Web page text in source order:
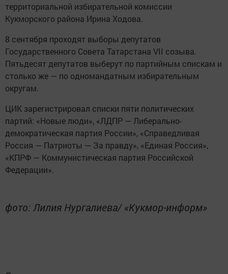
территориальной избирательной комиссии
Кукморского района Ирина Ходова.
8 сентября проходят выборы депутатов
Государственного Совета Татарстана VII созыва.
Пятьдесят депутатов выберут по партийным спискам и
столько же — по одномандатным избирательным
округам.
ЦИК зарегистрировал списки пяти политических
партий: «Новые люди», «ЛДПР — Либерально-
демократическая партия России», «Справедливая
Россия — Патриоты — За правду», «Единая Россия»,
«КПРФ — Коммунистическая партия Российской
Федерации».
фото: Лилия Нургалиева/ «Кукмор-информ»